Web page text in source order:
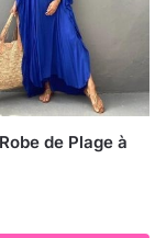
de Plage à